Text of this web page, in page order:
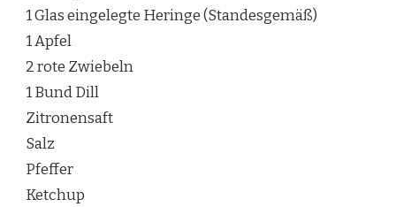
1 Glas eingelegte Heringe (Standesgemäß)
1 Apfel
2 rote Zwiebeln
1 Bund Dill
Zitronensaft
Salz
Pfeffer
Ketchup